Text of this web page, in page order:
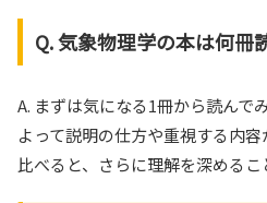
Q. 気象物理学の本は何冊
A. まずは気になる1冊から読んで
よって説明の仕方や重視する内
比べると、さらに理解を深めるこ